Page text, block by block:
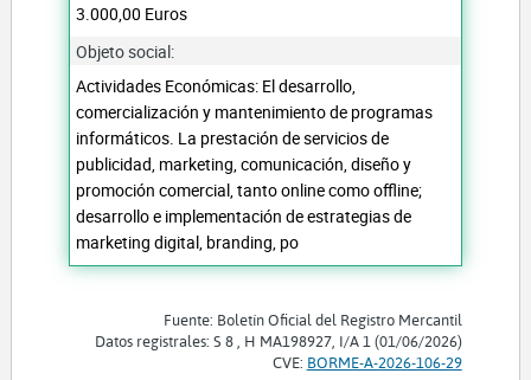
3.000,00 Euros
Objeto social:
Actividades Económicas: El desarrollo,
comercialización y mantenimiento de programas
informáticos. La prestación de servicios de
publicidad, marketing, comunicación, diseño y
promoción comercial, tanto online como offline;
desarrollo e implementación de estrategias de
marketing digital, branding, po
Fuente: Boletín Oficial del Registro Mercantil
Datos registrales: S 8 , H MA198927, I/A 1 (01/06/2026)
CVE: BORME-A-2026-106-29